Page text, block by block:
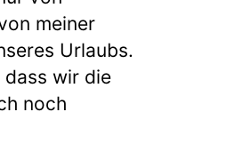
meiner
Urlaubs.
wir die
noch